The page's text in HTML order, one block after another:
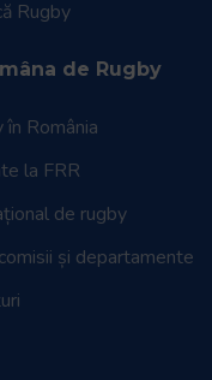
Rugby
de Rugby
în România
la FRR
de rugby
și departamente